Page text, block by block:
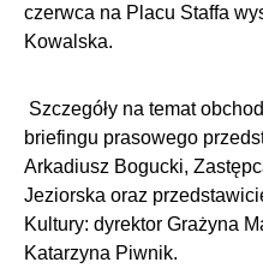
czerwca na Placu Staffa
Kowalska.
Szczegóły na temat
briefingu prasowego
Arkadiusz Bogucki,
Jeziorska oraz
Kultury: dyrektor Grażyna
Katarzyna Piwnik.